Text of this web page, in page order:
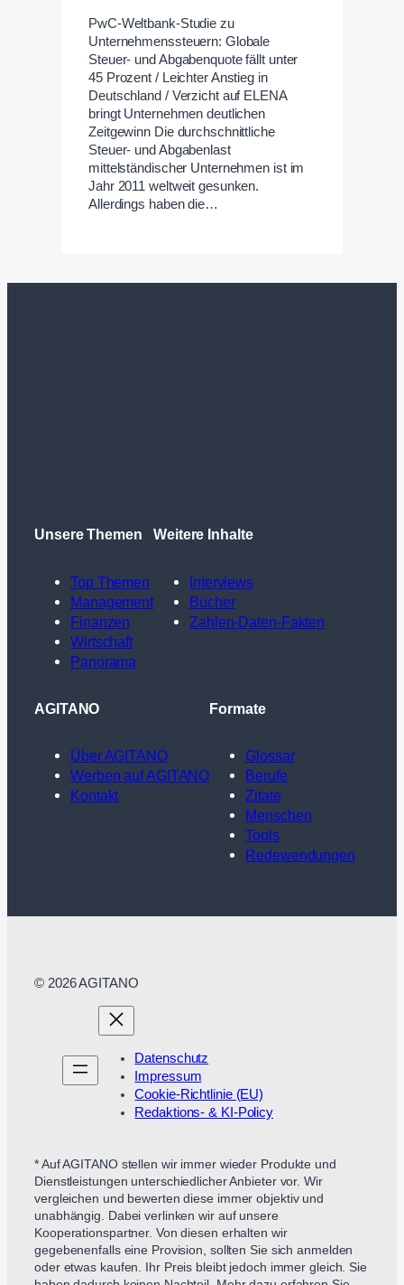
PwC-Weltbank-Studie zu
Unternehmenssteuern: Globale
Steuer- und Abgabenquote fällt unter
45 Prozent / Leichter Anstieg in
Deutschland / Verzicht auf ELENA
bringt Unternehmen deutlichen
Zeitgewinn Die durchschnittliche
Steuer- und Abgabenlast
mittelständischer Unternehmen ist im
Jahr 2011 weltweit gesunken.
Allerdings haben die…
Unsere Themen
Top Themen
Management
Finanzen
Wirtschaft
Panorama
Weitere Inhalte
Interviews
Bücher
Zahlen-Daten-Fakten
AGITANO
Über AGITANO
Werben auf AGITANO
Kontakt
Formate
Glossar
Berufe
Zitate
Menschen
Tools
Redewendungen
© 2026 AGITANO
Datenschutz
Impressum
Cookie-Richtlinie (EU)
Redaktions- & KI-Policy
* Auf AGITANO stellen wir immer wieder Produkte und
Dienstleistungen unterschiedlicher Anbieter vor. Wir
vergleichen und bewerten diese immer objektiv und
unabhängig. Dabei verlinken wir auf unsere
Kooperationspartner. Von diesen erhalten wir
gegebenenfalls eine Provision, sollten Sie sich anmelden
oder etwas kaufen. Ihr Preis bleibt jedoch immer gleich. Sie